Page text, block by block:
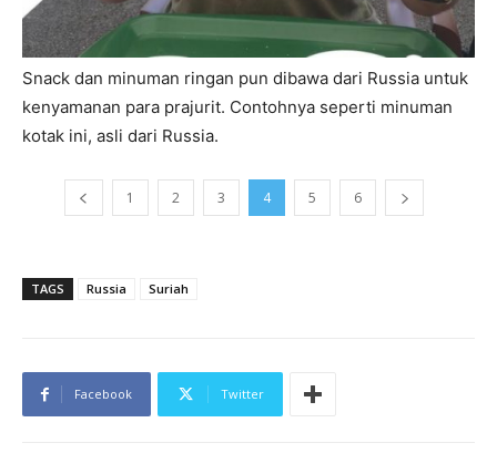
Snack dan minuman ringan pun dibawa dari Russia untuk
kenyamanan para prajurit. Contohnya seperti minuman
kotak ini, asli dari Russia.
1 2 3 4 5 6
TAGS Russia Suriah
Facebook Twitter